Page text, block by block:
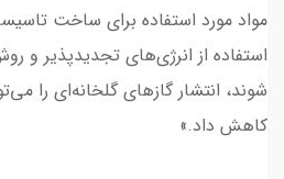
مواد مورد استفاده برای ساخت
استفاده از انرژی‌های تجدیدپذیر و
شوند، انتشار گازهای گلخانه‌ای را
کاهش داد.»